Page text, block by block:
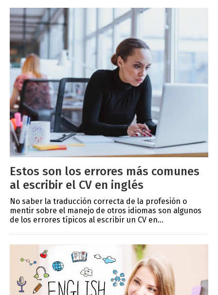
Estos son los errores más comunes
al escribir el CV en inglés
No saber la traducción correcta de la profesión o
mentir sobre el manejo de otros idiomas son algunos
de los errores típicos al escribir un CV en...